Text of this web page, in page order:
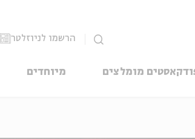
הרשמו לניוזלטר
מומלצים מיוחדים